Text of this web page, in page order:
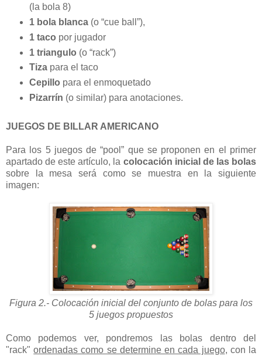
(la bola 8)
1 bola blanca(o “cue ball”),
1 taco por jugador
1 triangulo (o “rack”)
Tizapara el taco
Cepillo para el enmoquetado
Pizarrín (o similar) para anotaciones.
JUEGOS DE BILLAR AMERICANO
Para los 5 juegos de “pool” que se proponen en el primer
apartado de este artículo, la colocación inicial de las bolas
sobre la mesa será como se muestra en la siguiente
imagen:
Figura 2.- Colocación inicial del conjunto de bolas para los
5 juegos propuestos
Como podemos ver, pondremos las bolas dentro del
"rack"ordenadas como se determine en cada juego, con la